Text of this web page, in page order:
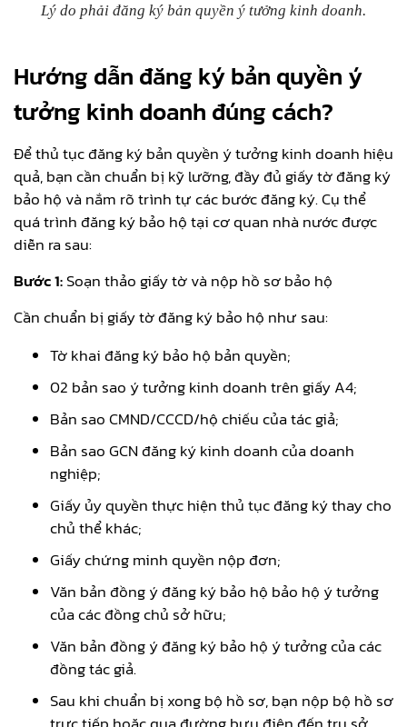
Lý do phải đăng ký bản quyền ý tưởng kinh doanh.
Hướng dẫn đăng ký bản quyền ý
tưởng kinh doanh đúng cách?
Để thủ tục đăng ký bản quyền ý tưởng kinh doanh hiệu
quả, bạn cần chuẩn bị kỹ lưỡng, đầy đủ giấy tờ đăng ký
bảo hộ và nắm rõ trình tự các bước đăng ký. Cụ thể
quá trình đăng ký bảo hộ tại cơ quan nhà nước được
diễn ra sau:
Bước 1:Soạn thảo giấy tờ và nộp hồ sơ bảo hộ
Cần chuẩn bị giấy tờ đăng ký bảo hộ như sau:
Tờ khai đăng ký bảo hộ bản quyền;
02 bản sao ý tưởng kinh doanh trên giấy A4;
Bản sao CMND/CCCD/hộ chiếu của tác giả;
Bản sao GCN đăng ký kinh doanh của doanh
nghiệp;
Giấy ủy quyền thực hiện thủ tục đăng ký thay cho
chủ thể khác;
Giấy chứng minh quyền nộp đơn;
Văn bản đồng ý đăng ký bảo hộ bảo hộ ý tưởng
của các đồng chủ sở hữu;
Văn bản đồng ý đăng ký bảo hộ ý tưởng của các
đồng tác giả.
Sau khi chuẩn bị xong bộ hồ sơ, bạn nộp bộ hồ sơ